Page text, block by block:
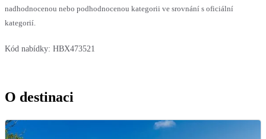
nadhodnocenou nebo podhodnocenou kategorii ve srovnání s oficiální
kategorií.
Kód nabídky: HBX473521
O destinaci